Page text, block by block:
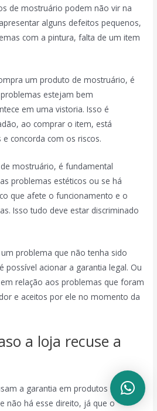
de mostruário podem não vir na
alguns defeitos pequenos,
com a pintura, falta de um item
um produto de mostruário, é
estejam bem
em uma vistoria. Isso é
ao comprar o item, está
concorda com os riscos.
mostruário, é fundamental
problemas estéticos ou se há
que afete o funcionamento e o
Isso tudo deve estar discriminado
problema que não tenha sido
possível acionar a garantia legal. Ou
relação aos problemas que foram
e aceitos por ele no momento da
a loja recuse a
a garantia em produtos de
não há esse direito, já que o